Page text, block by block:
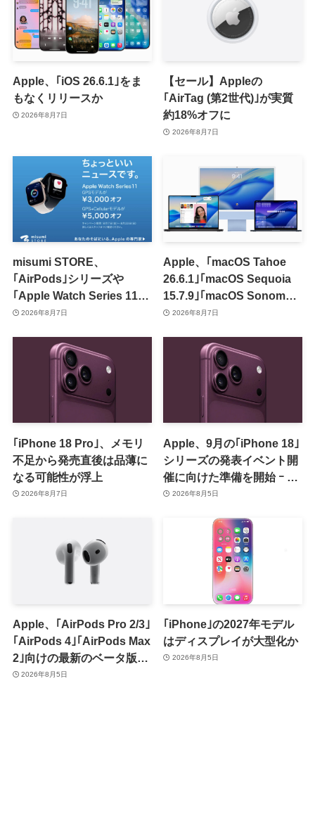
Apple、｢iOS 26.6.1｣をま
もなくリリースか
2026年8月7日
【セール】Appleの
｢AirTag (第2世代)｣が実質
約18%オフに
2026年8月7日
misumi STORE、
｢AirPods｣シリーズや
｢Apple Watch Series 11｣
のセールを開催中
2026年8月7日
Apple、｢macOS Tahoe
26.6.1｣｢macOS Sequoia
15.7.9｣｢macOS Sonoma
14.8.9｣をリリース ｰ 画面共
2026年8月7日
｢iPhone 18 Pro｣、メモリ
不足から発売直後は品薄に
なる可能性が浮上
2026年8月7日
Apple、9月の｢iPhone 18｣
シリーズの発表イベント開
催に向けた準備を開始 ｰ 9
月8日か9月9日に開催見込
2026年8月5日
Apple、｢AirPods Pro 2/3｣
｢AirPods 4｣｢AirPods Max
2｣向けの最新のベータ版フ
ァームウェア｢9A5336b｣を
2026年8月5日
｢iPhone｣の2027年モデル
はディスプレイが大型化か
2026年8月5日